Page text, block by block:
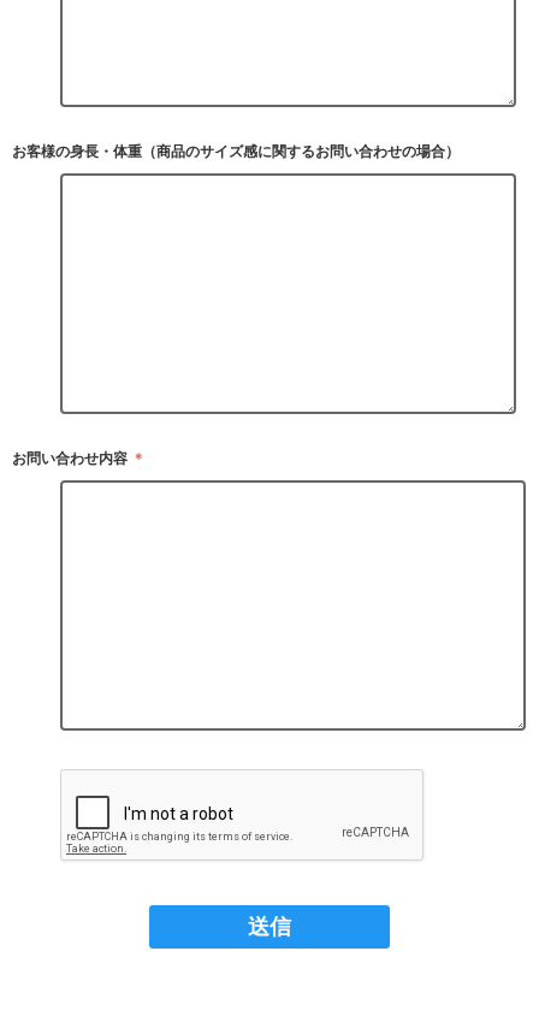
お客様の身長・体重（商品のサイズ感に関するお問い合わせの場合）
お問い合わせ内容 ＊